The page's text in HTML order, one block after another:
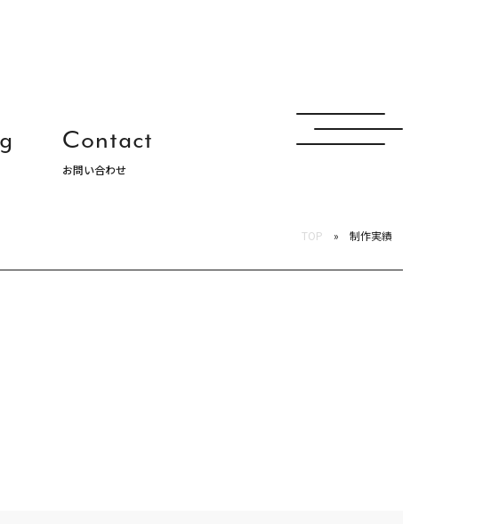
会社アルジュナ
Contact
お問い合わせ
TOP 制作実績